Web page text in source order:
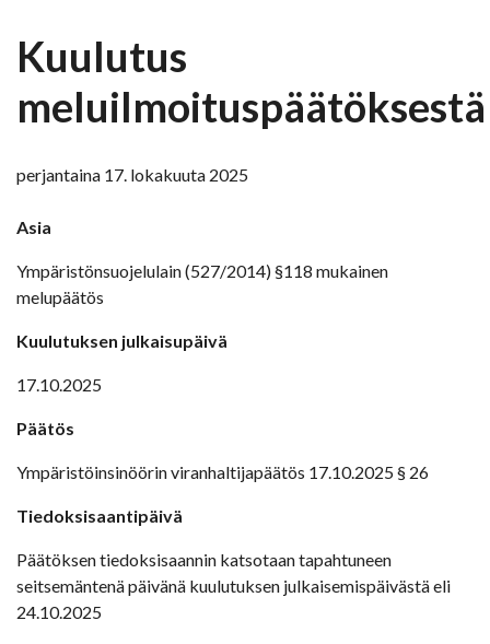
Kuulutus
meluilmoituspäätöksestä
perjantaina 17. lokakuuta 2025
Asia
Ympäristönsuojelulain (527/2014) §118 mukainen
melupäätös
Kuulutuksen julkaisupäivä
17.10.2025
Päätös
Ympäristöinsinöörin viranhaltijapäätös 17.10.2025 § 26
Tiedoksisaantipäivä
Päätöksen tiedoksisaannin katsotaan tapahtuneen
seitsemäntenä päivänä kuulutuksen julkaisemispäivästä eli
24.10.2025